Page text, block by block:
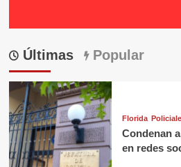
Últimas Popular
Florida
Condenan
en redes